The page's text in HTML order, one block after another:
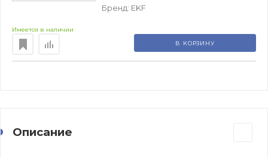
Бренд: EKF
Имеется в наличии
В КОРЗИНУ
Описание